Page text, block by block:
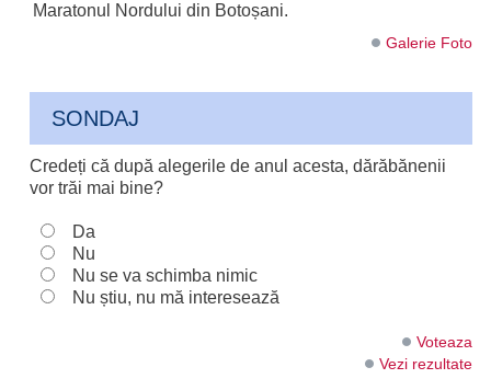
Maratonul Nordului din Botoșani.
Galerie Foto
SONDAJ
Credeți că după alegerile de anul acesta, dărăbănenii
vor trăi mai bine?
Da
Nu
Nu se va schimba nimic
Nu știu, nu mă interesează
Voteaza
Vezi rezultate